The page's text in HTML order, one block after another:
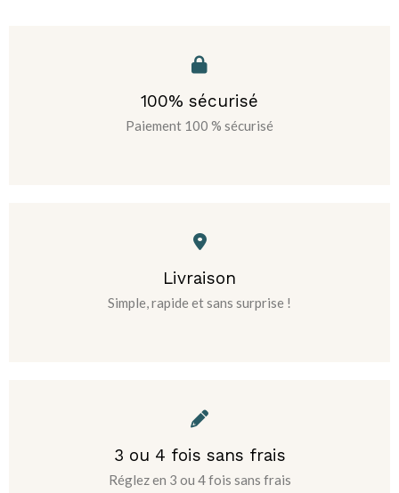
100% sécurisé
Paiement 100 % sécurisé
Livraison
Simple, rapide et sans surprise !
3 ou 4 fois sans frais
Réglez en 3 ou 4 fois sans frais